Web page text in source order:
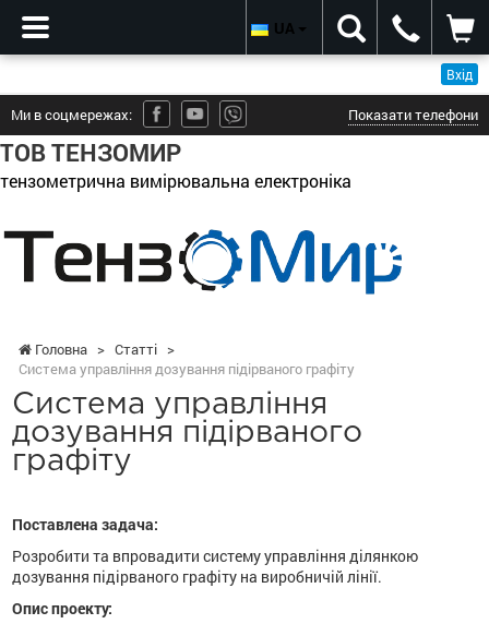
Вхід
Ми в соцмережах: Показати телефони
ТОВ ТЕНЗОМИР
тензометрична вимірювальна електроніка
UA
Головна > Статті >
Система управління дозування підірваного графіту
Система управління
дозування підірваного
графіту
Поставлена ​​задача:
Розробити та впровадити систему управління ділянкою
дозування підірваного графіту на виробничій лінії.
Опис проекту: